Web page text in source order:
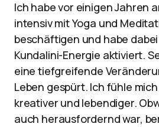
Ich habe vor einigen Jahren
intensiv mit Yoga und
beschäftigen und habe
Kundalini-Energie aktiviert.
eine tiefgreifende
Leben gespürt. Ich fühle
kreativer und lebendiger.
auch herausfordernd war,